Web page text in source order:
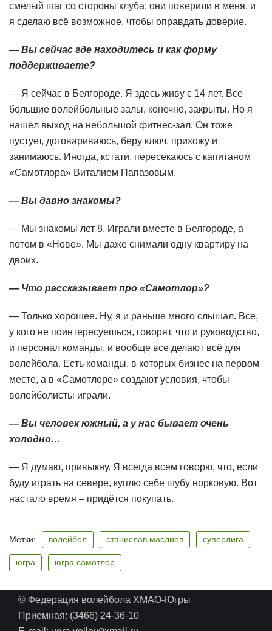
смелый шаг со стороны клуба: они поверили в меня, и
я сделаю всё возможное, чтобы оправдать доверие.
— Вы сейчас где находитесь и как форму
поддерживаете?
— Я сейчас в Белгороде. Я здесь живу с 14 лет. Все
большие волейбольные залы, конечно, закрыты. Но я
нашёл выход на небольшой фитнес-зал. Он тоже
пустует, договариваюсь, беру ключ, прихожу и
занимаюсь. Иногда, кстати, пересекаюсь с капитаном
«Самотлора» Виталием Папазовым.
— Вы давно знакомы?
— Мы знакомы лет 8. Играли вместе в Белгороде, а
потом в «Нове». Мы даже снимали одну квартиру на
двоих.
— Что рассказывает про «Самотлор»?
— Только хорошее. Ну, я и раньше много слышал. Все,
у кого не поинтересуешься, говорят, что и руководство,
и персонал команды, и вообще все делают всё для
волейбола. Есть команды, в которых бизнес на первом
месте, а в «Самотлоре» создают условия, чтобы
волейболисты играли.
— Вы человек южный, а у нас бывает очень
холодно…
— Я думаю, привыкну. Я всегда всем говорю, что, если
буду играть на севере, куплю себе шубу норковую. Вот
настало время – придётся покупать.
Метки: волейбол станислав маслиев суперлига
югра югра самотлор
© Федерация волейбола ХМАО-Югры
Приемная: (3466) 24-36-10